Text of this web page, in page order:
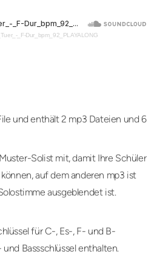
_F-Dur_bpm_92_PLAYALONG
und enthält 2 mp3 Dateien und 6
Solist mit, damit Ihre Schüler
auf dem anderen mp3 ist
ausgeblendet ist.
für C-, Es-, F- und B-
Bassschlüssel enthalten.